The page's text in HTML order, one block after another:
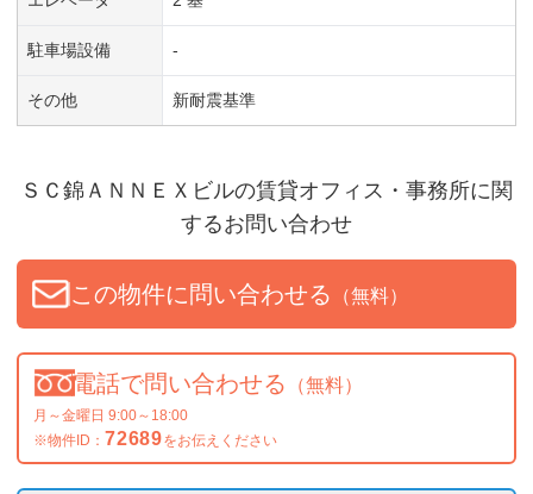
駐車場設備 -
その他 新耐震基準
ＳＣ錦ＡＮＮＥＸビルの賃貸オフィス・事務所に関
するお問い合わせ
この物件に問い合わせる （無料）
電話で問い合わせる （無料）
月～金曜日 9:00～18:00
※物件ID： 72689をお伝えください